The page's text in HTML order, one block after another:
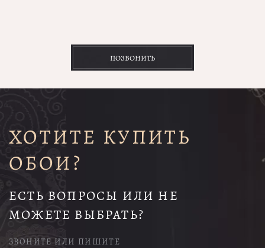
ПОЗВОНИТЬ
ХОТИТЕ КУПИТЬ
ОБОИ?
ЕСТЬ ВОПРОСЫ ИЛИ НЕ
МОЖЕТЕ ВЫБРАТЬ?
ЗВОНИТЕ ИЛИ ПИШИТЕ